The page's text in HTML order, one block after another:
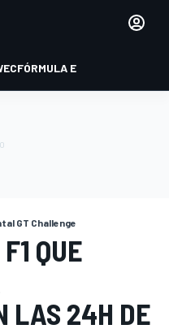
FÓRMULA E
GT Challenge
QUE
LAS 24H DE